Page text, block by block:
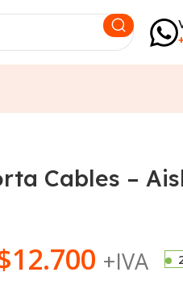
Cables –
12.700 +IVA